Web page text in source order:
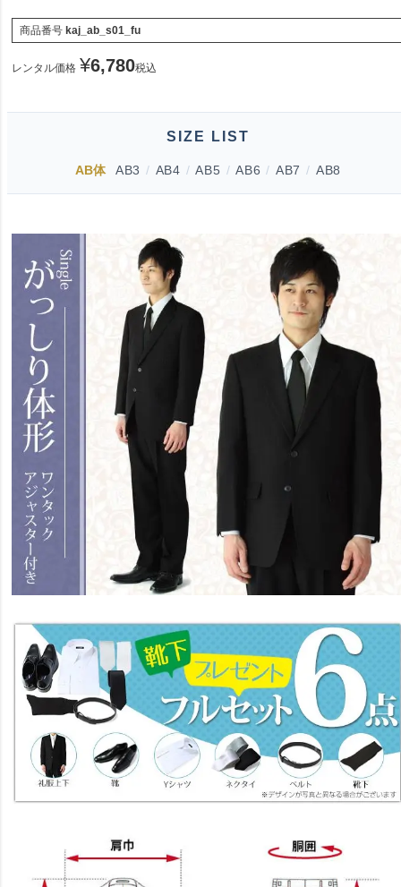
商品番号 kaj_ab_s01_fu
レンタル価格 ¥6,780税込
SIZE LIST
AB体 AB3 / AB4 / AB5 / AB6 / AB7 / AB8